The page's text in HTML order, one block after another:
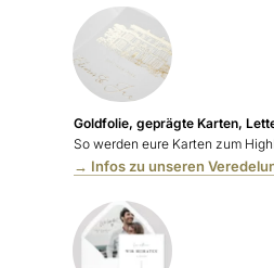
Goldfolie, geprägte Karten,
So werden eure Karten zum
→ Infos zu unseren